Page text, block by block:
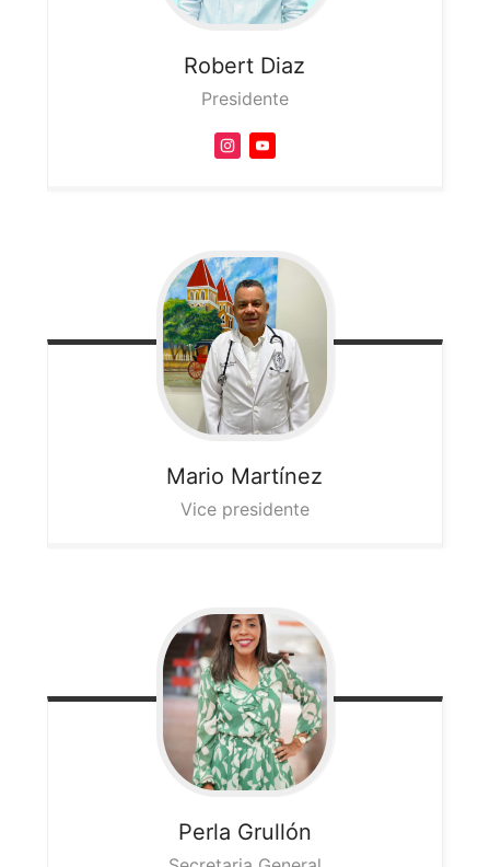
Robert Diaz
Presidente
Mario Martínez
Vice presidente
Perla Grullón